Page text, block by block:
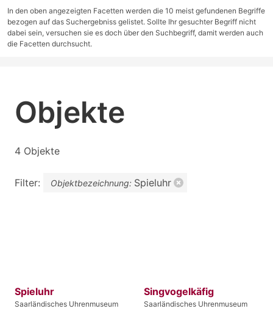
In den oben angezeigten Facetten werden die 10 meist gefundenen Begriffe
bezogen auf das Suchergebniss gelistet. Sollte Ihr gesuchter Begriff nicht
dabei sein, versuchen sie es doch über den Suchbegriff, damit werden auch
die Facetten durchsucht.
Objekte
4 Objekte
Filter: Objektbezeichnung: Spieluhr
Spieluhr
Saarländisches Uhrenmuseum
Singvogelkäfig
Saarländisches Uhrenmuseum